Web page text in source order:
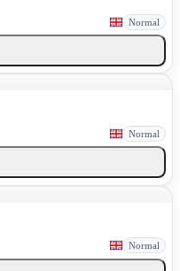
Normal
Normal
Normal